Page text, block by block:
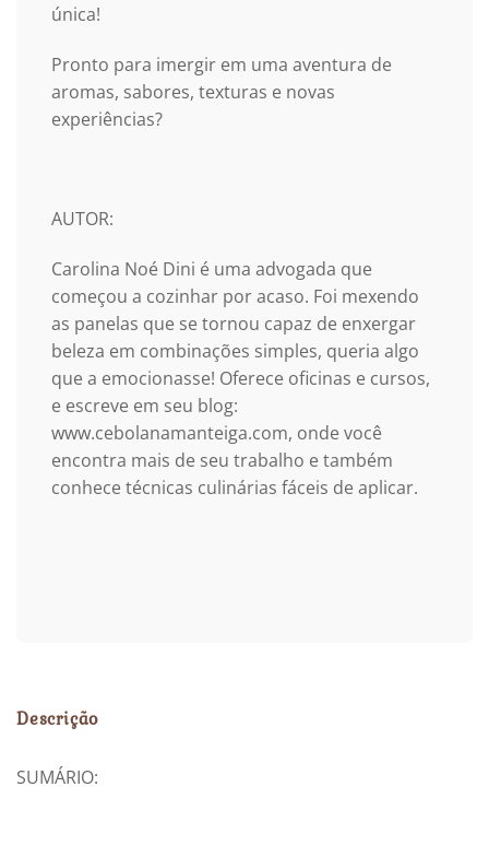
única!
Pronto para imergir em uma aventura de
aromas, sabores, texturas e novas
experiências?
AUTOR:
Carolina Noé Dini é uma advogada que
começou a cozinhar por acaso. Foi mexendo
as panelas que se tornou capaz de enxergar
beleza em combinações simples, queria algo
que a emocionasse! Oferece oficinas e cursos,
e escreve em seu blog:
www.cebolanamanteiga.com, onde você
encontra mais de seu trabalho e também
conhece técnicas culinárias fáceis de aplicar.
Descrição
SUMÁRIO: